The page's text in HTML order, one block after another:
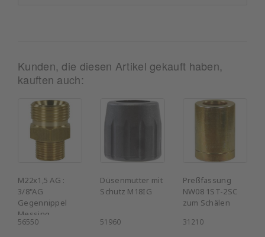
Kunden, die diesen Artikel gekauft haben,
kauften auch:
M22x1,5 AG :
3/8"AG
Gegennippel
Messing
56550
Düsenmutter mit
Schutz M18IG
51960
Preßfassung
NW08 1ST-2SC
zum Schälen
31210